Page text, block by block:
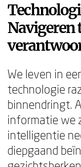
Navigeren
We leven in
technologie
binnendringt.
informatie we
intelligentie
diepgaand